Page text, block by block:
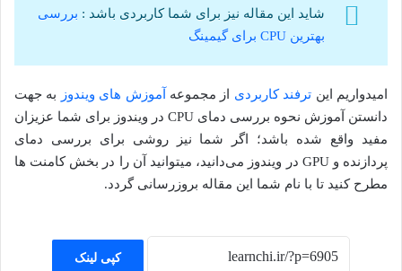
شاید این مقاله نیز برای شما کاربردی باشد : بررسی
بهترین CPU برای گیمینگ
امیدواریم این ترفند کاربردی از مجموعه آموزش های ویندوز
به جهت
دانستن آموزش نحوه بررسی دمای CPU در ویندوز برای شما عزیزان
مفید واقع شده باشد؛ اگر شما نیز روشی برای بررسی دمای
پردازنده و GPU در ویندوز می‌دانید، میتوانید آن را در بخش کامنت ها
مطرح کنید تا با نام شما این مقاله بروزرسانی گردد.
کپی لینک